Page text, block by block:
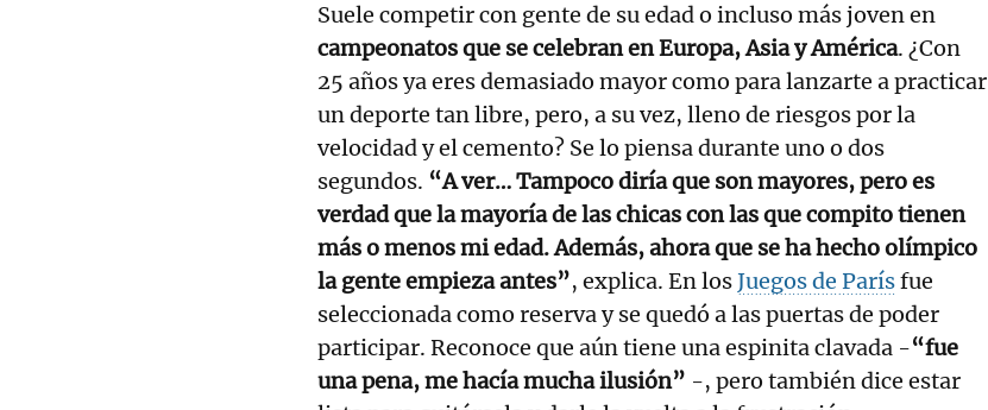
Suele competir con gente de su edad o incluso más joven en
campeonatos que se celebran en Europa, Asia y América. ¿Con
25 años ya eres demasiado mayor como para lanzarte a practicar
un deporte tan libre, pero, a su vez, lleno de riesgos por la
velocidad y el cemento? Se lo piensa durante uno o dos
segundos. “A ver… Tampoco diría que son mayores, pero es
verdad que la mayoría de las chicas con las que compito tienen
más o menos mi edad. Además, ahora que se ha hecho olímpico
la gente empieza antes”, explica. En losJuegos de Parísfue
seleccionada como reserva y se quedó a las puertas de poder
participar. Reconoce que aún tiene una espinita clavada -“fue
una pena, me hacía mucha ilusión” -, pero también dice estar